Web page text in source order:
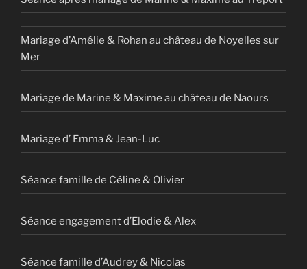
Mariage d’Amélie & Rohan au château de Noyelles sur
Mer
Mariage de Marine & Maxime au château de Naours
Mariage d’ Emma & Jean-Luc
Séance famille de Céline & Olivier
Séance engagement d’Elodie & Alex
Séance famille d’Audrey & Nicolas